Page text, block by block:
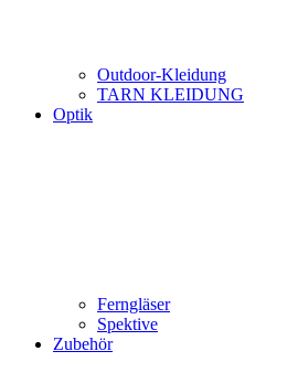
Outdoor-Kleidung
TARN KLEIDUNG
Optik
Ferngläser
Spektive
Zubehör